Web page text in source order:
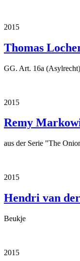
2015
Thomas
GG. Art. 16a (Asylrecht)
2015
Remy
aus der Serie "The
2015
Hendri van
Beukje
2015